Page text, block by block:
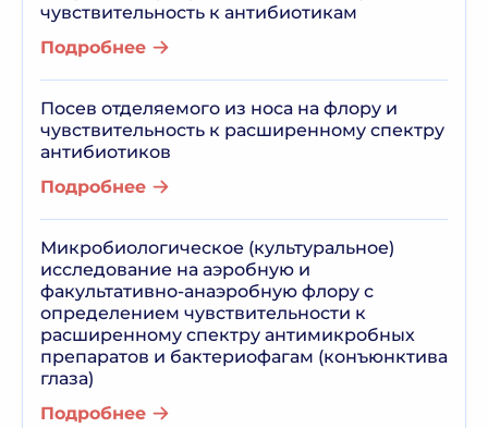
чувствительность к антибиотикам
Подробнее
Посев отделяемого из носа на флору и
чувствительность к расширенному спектру
антибиотиков
Подробнее
Микробиологическое (культуральное)
исследование на аэробную и
факультативно-анаэробную флору с
определением чувствительности к
расширенному спектру антимикробных
препаратов и бактериофагам (конъюнктива
глаза)
Подробнее